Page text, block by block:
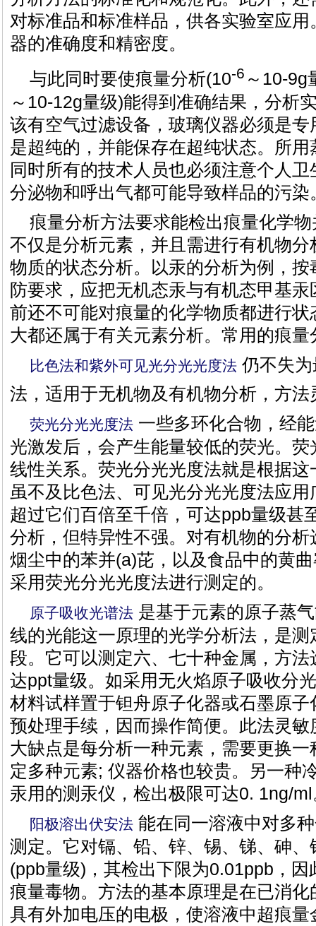
对标准品和标准样品，供各实验室应
器的准确度和精密度。
与此同时要使痕量分析(10-6 ～10-9g
～10-12g量级)能得到准确结果，分析
该有空气过滤设备，玻璃仪器必须是
是超纯的，并能保存在超纯状态。所
同时所有的技术人员也必须注意个人
分泌物和呼出气都可能导致样品的污染
痕量分析方法要求能检出痕量化学
不仅是分析元素，并且需进行有机物
物质的状态分析。以汞的分析为例，
防要求，应把无机态汞与有机态甲基
前还不可能对痕量的化学物质都进行
大都还属于有关元素分析。常用的痕
比色法和紫外可见光分光光度法 仍不失
法，适用于无机物及有机物分析，方法
荧光分光光度法 一些多环化合物，经
光激发后，会产生能量较低的荧光。
线性关系。荧光分光光度法就是根据
虽不及比色法、可见光分光光度法应
超过它们百倍至千倍，可达ppb量级甚
分析，但特异性不强。对有机物的分
烟尘中的苯并(a)芘，以及食品中的黄
采用荧光分光光度法进行测定的。
原子吸收光谱法 是基于元素的原子蒸
线的光能这一原理的光学分析法，是
段。它可以测定六、七十种金属，方
达ppt量级。如采用无火焰原子吸收分
材料试样置于钽舟原子化器或石墨原
预处理手续，因而操作简便。此法灵
大缺点是每分析一种元素，需要更换
定多种元素; 仪器价格也较贵。另一种
汞用的测汞仪，检出极限可达0. 1ng/
阳极溶出伏安法 能在同一溶液中对多
测定。它对镉、铅、锌、锡、锑、砷
(ppb量级)，其检出下限为0.01ppb，
痕量毒物。方法的基本原理是在已消
具有外加电压的电极，使溶液中超痕